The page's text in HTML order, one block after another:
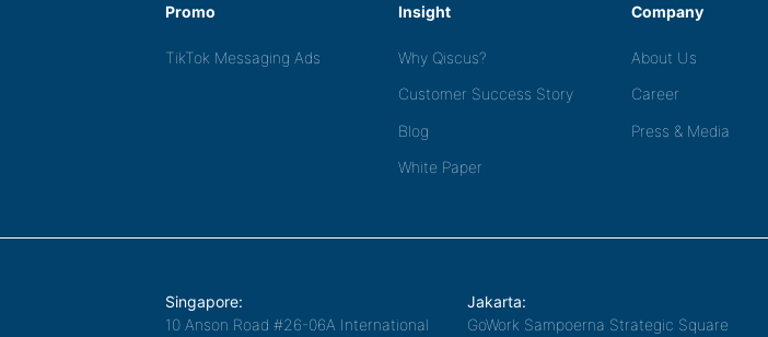
Promo
TikTok Messaging Ads
Insight
Why Qiscus?
Customer Success Story
Blog
White Paper
Company
About Us
Career
Press & Media
Singapore:
10 Anson Road #26-06A International
Jakarta:
GoWork Sampoerna Strategic Square